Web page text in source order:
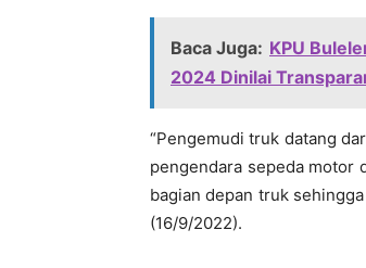
Baca Juga: KPU
2024 Dinilai
“Pengemudi truk datang
pengendara sepeda motor
bagian depan truk
(16/9/2022).